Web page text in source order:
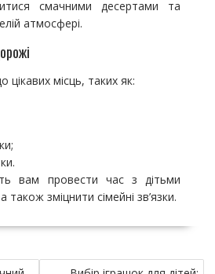
смачними десертами та
атмосфері.
цікавих місць, таких як:
вам провести час з дітьми
також зміцнити сімейні зв’язки.